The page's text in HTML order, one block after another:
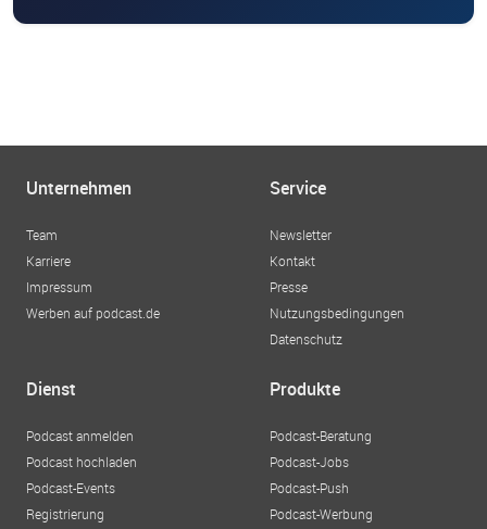
Unternehmen
Team
Karriere
Impressum
Werben auf podcast.de
Service
Newsletter
Kontakt
Presse
Nutzungsbedingungen
Datenschutz
Dienst
Podcast anmelden
Podcast hochladen
Podcast-Events
Registrierung
Produkte
Podcast-Beratung
Podcast-Jobs
Podcast-Push
Podcast-Werbung